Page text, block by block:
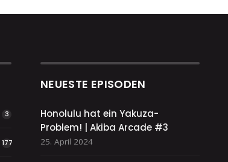
3
177
NEUESTE EPISODEN
Honolulu hat ein Yakuza-
Problem! | Akiba Arcade #3
25. April 2024